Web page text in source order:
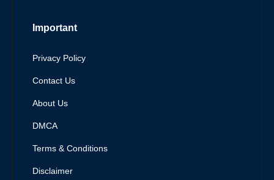
Important
Privacy Policy
Contact Us
About Us
DMCA
Terms & Conditions
Disclaimer